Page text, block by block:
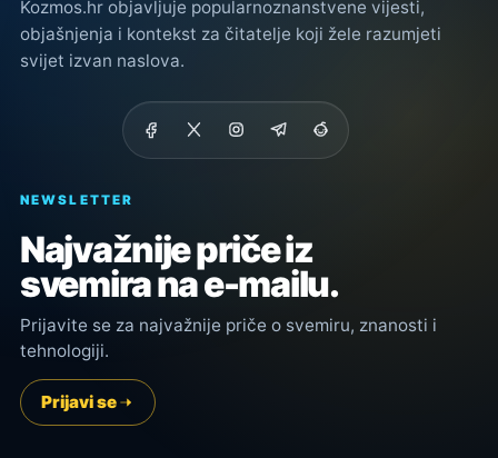
Kozmos.hr objavljuje popularnoznanstvene vijesti,
objašnjenja i kontekst za čitatelje koji žele razumjeti
svijet izvan naslova.
NEWSLETTER
Najvažnije priče iz
svemira na e-mailu.
Prijavite se za najvažnije priče o svemiru, znanosti i
tehnologiji.
Prijavi se